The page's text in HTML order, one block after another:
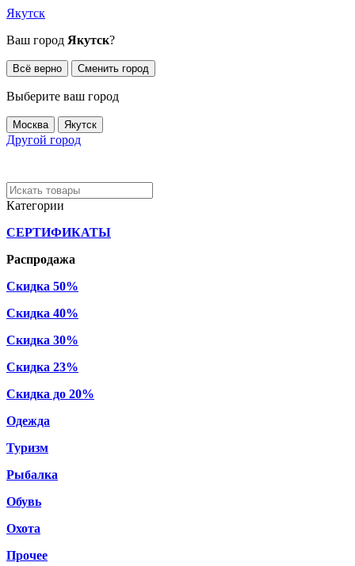
Якутск
Ваш город Якутск?
Всё верно Сменить город
Выберите ваш город
Москва Якутск
Другой город
Категории
СЕРТИФИКАТЫ
Распродажа
Скидка 50%
Скидка 40%
Скидка 30%
Скидка 23%
Скидка до 20%
Одежда
Туризм
Рыбалка
Обувь
Охота
Прочее